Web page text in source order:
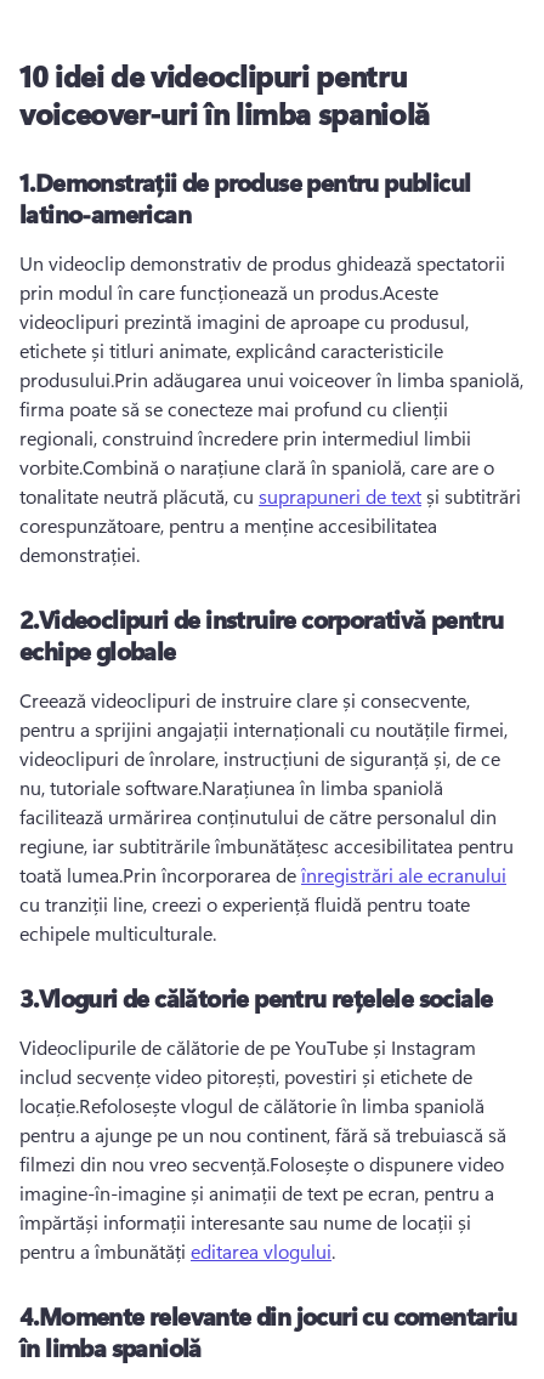
10 idei de videoclipuri pentru
voiceover-uri în limba spaniolă
1.Demonstrații de produse pentru publicul
latino-american
Un videoclip demonstrativ de produs ghidează spectatorii
prin modul în care funcționează un produs.Aceste
videoclipuri prezintă imagini de aproape cu produsul,
etichete și titluri animate, explicând caracteristicile
produsului.Prin adăugarea unui voiceover în limba spaniolă,
firma poate să se conecteze mai profund cu clienții
regionali, construind încredere prin intermediul limbii
vorbite.Combină o narațiune clară în spaniolă, care are o
tonalitate neutră plăcută, cu suprapuneri de text și subtitrări
corespunzătoare, pentru a menține accesibilitatea
demonstrației.
2.Videoclipuri de instruire corporativă pentru
echipe globale
Creează videoclipuri de instruire clare și consecvente,
pentru a sprijini angajații internaționali cu noutățile firmei,
videoclipuri de înrolare, instrucțiuni de siguranță și, de ce
nu, tutoriale software.Narațiunea în limba spaniolă
facilitează urmărirea conținutului de către personalul din
regiune, iar subtitrările îmbunătățesc accesibilitatea pentru
toată lumea.Prin încorporarea de înregistrări ale ecranului
cu tranziții line, creezi o experiență fluidă pentru toate
echipele multiculturale.
3.Vloguri de călătorie pentru rețelele sociale
Videoclipurile de călătorie de pe YouTube și Instagram
includ secvențe video pitorești, povestiri și etichete de
locație.Refolosește vlogul de călătorie în limba spaniolă
pentru a ajunge pe un nou continent, fără să trebuiască să
filmezi din nou vreo secvență.Folosește o dispunere video
imagine-în-imagine și animații de text pe ecran, pentru a
împărtăși informații interesante sau nume de locații și
pentru a îmbunătăți editarea vlogului.
4.Momente relevante din jocuri cu comentariu
în limba spaniolă